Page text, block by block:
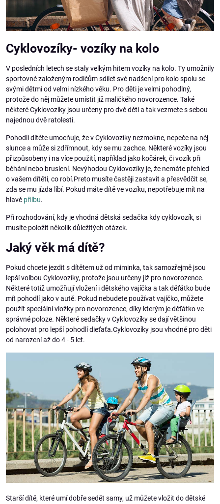
Cyklovozíky- vozíky na kolo
V posledních letech se staly velkým hitem vozíky na kolo. Ty umožnily
sportovně založeným rodičům sdílet své nadšení pro kolo spolu se
svými dětmi od velmi nízkého věku. Pro děti je velmi pohodlný,
protože do něj můžete umístit již maličkého novorozence. Také
některé Cyklovozíky jsou určeny pro dvě děti a tak vezmete s sebou
najednou dvě ratolesti.
Pohodlí dítěte umocňuje, že v Cyklovozíky nezmokne, nepeče na něj
slunce a může si zdřímnout, kdy se mu zachce. Některé vozíky jsou
přizpůsobeny i na více použití, například jako kočárek, či vozík při
běhání nebo bruslení. Nevýhodou Cyklovozíky je, že nemáte přehled
o vašem dítěti, co robí.Preto musíte častěji zastavit a přesvědčit se,
zda se mu jízda líbí. Pokud máte dítě ve vozíku, nepotřebuje mít na
hlavě přilbu.
Při rozhodování, kdy je vhodná dětská sedačka kdy cyklovozík, si
musíte položit několik důležitých otázek.
Jaký věk má dítě?
Pokud chcete jezdit s dítětem už od miminka, tak samozřejmě jsou
lepší volbou Cyklovozíky, protože jsou určeny již pro novorozence.
Některé totiž umožňují vložení i dětského vajíčka a tak děťátko bude
mít pohodlí jako v autě. Pokud nebudete používat vajíčko, můžete
použít speciální vložky pro novorozence, díky kterým je děťátko ve
správné poloze. Některé sedačky v Cyklovozíky se dají většinou
polohovat pro lepší pohodlí dieťaťa.Cyklovozíky jsou vhodné pro děti
od narození až do 4 - 5 let.
Starší dítě, které umí dobře sedět samy, už můžete vložit do dětské